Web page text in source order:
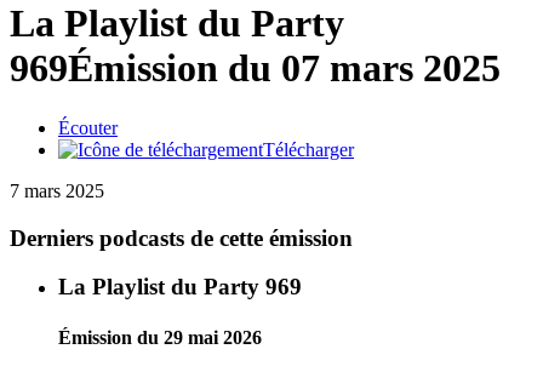
La Playlist du Party
969Émission du 07 mars 2025
Écouter
Télécharger
7 mars 2025
Derniers podcasts de cette émission
La Playlist du Party 969
Émission du 29 mai 2026